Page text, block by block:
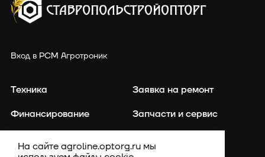
Вход в РСМ Агротроник
Техника
Финансирование
Заявка на ремонт
Запчасти и сервис
На сайте agroline.optorg.ru мы